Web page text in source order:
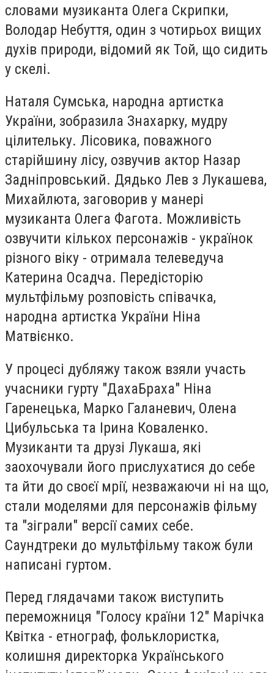
словами музиканта Олега Скрипки,
Володар Небуття, один з чотирьох вищих
духів природи, відомий як Той, що сидить
у скелі.
Наталя Сумська, народна артистка
України, зобразила Знахарку, мудру
цілительку. Лісовика, поважного
старійшину лісу, озвучив актор Назар
Задніпровський. Дядько Лев з Лукашева,
Михайлюта, заговорив у манері
музиканта Олега Фагота. Можливість
озвучити кількох персонажів - українок
різного віку - отримала телеведуча
Катерина Осадча. Передісторію
мультфільму розповість співачка,
народна артистка України Ніна
Матвієнко.
У процесі дубляжу також взяли участь
учасники гурту "ДахаБраха" Ніна
Гаренецька, Марко Галаневич, Олена
Цибульська та Ірина Коваленко.
Музиканти та друзі Лукаша, які
заохочували його прислухатися до себе
та йти до своєї мрії, незважаючи ні на що,
стали моделями для персонажів фільму
та "зіграли" версії самих себе.
Саундтреки до мультфільму також були
написані гуртом.
Перед глядачами також виступить
переможниця "Голосу країни 12" Марічка
Квітка - етнограф, фольклористка,
колишня директорка Українського